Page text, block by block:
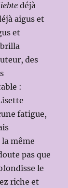
déjà
aigus et
et
des
:
fatigue,
même
pas que
le
riche et